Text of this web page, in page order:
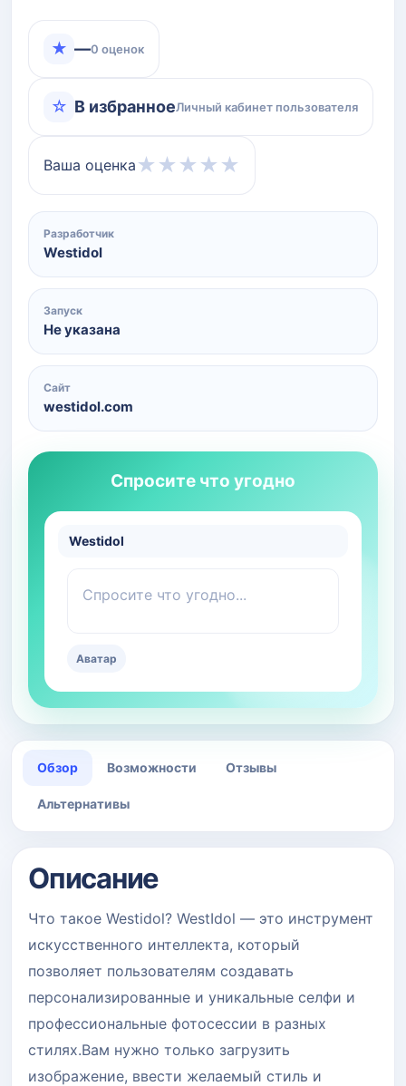
★ —0 оценок
☆ В избранноеЛичный кабинет пользователя
Ваша оценка ★ ★ ★ ★ ★
Разработчик
Westidol
Запуск
Не указана
Сайт
westidol.com
Спросите что угодно
Westidol
Спросите что угодно...
Аватар
Обзор Возможности Отзывы
Альтернативы
Описание
Что такое Westidol? WestIdol — это инструмент
искусственного интеллекта, который
позволяет пользователям создавать
персонализированные и уникальные селфи и
профессиональные фотосессии в разных
стилях.Вам нужно только загрузить
изображение, ввести желаемый стиль и